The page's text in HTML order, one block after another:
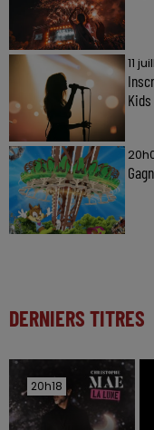
11
DERNIERS TITRES
20h18
20h18